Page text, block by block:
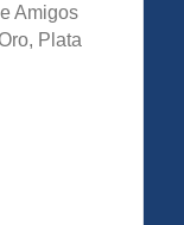
Amigos
Plata